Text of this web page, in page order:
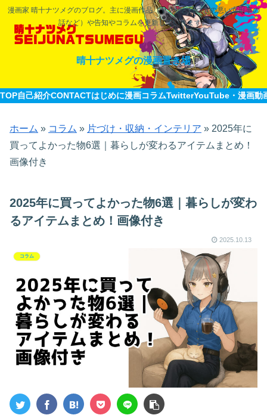
漫画家 晴十ナツメグのブログ。主に漫画作品（ヤクザと目つきの悪い女刑事の
話など）や告知やコラムを更新していきます。
晴十ナツメグの漫画置き場
TOP自己紹介CONTACTはじめに漫画コラムTwitterYouTube・漫画動
ホーム » コラム » 片づけ・収納・インテリア » 2025年に
買ってよかった物6選｜暮らしが変わるアイテムまとめ！
画像付き
2025年に買ってよかった物6選｜暮らしが変わ
るアイテムまとめ！画像付き
2025.10.13
コラム